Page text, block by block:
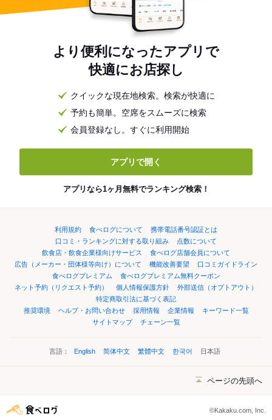
より便利になったアプリで
快適にお店探し
クイックな現在地検索。検索が快適に
予約も簡単。空席をスムーズに検索
会員登録なし。すぐに利用開始
アプリで開く
アプリなら1ヶ月無料でランキング検索！
利用規約 食べログについて
携帯電話番号認証とは
口コミ・ランキングに対する取り組み
点数について
飲食店・飲食企業様向けサービス
食べログ店舗会員について
広告（メーカー・団体様等向け）について
機能改善要望
口コミガイドライン
食べログプレミアム
食べログプレミアム無料クーポン
ネット予約（リクエスト予約）
個人情報保護方針
外部送信（オプトアウト）
特定商取引法に基づく表記
推奨環境
ヘルプ・お問い合わせ 採用情報 企業情報
キーワード一覧
サイトマップ
チェーン一覧
言語： English 简体中文 繁體中文 한국어 日本語
ページの先頭へ
©Kakaku.com, Inc.